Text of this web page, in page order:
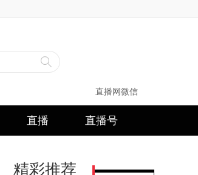
直播网微信
直播 直播号
精彩推荐